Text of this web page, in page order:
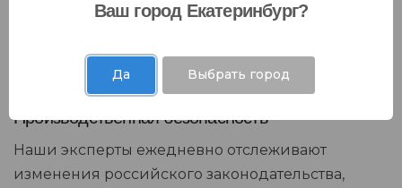
Производственная безопасность
Наши эксперты ежедневно отслеживают
изменения российского законодательства,
Ваш город Екатеринбург?
Да Выбрать город